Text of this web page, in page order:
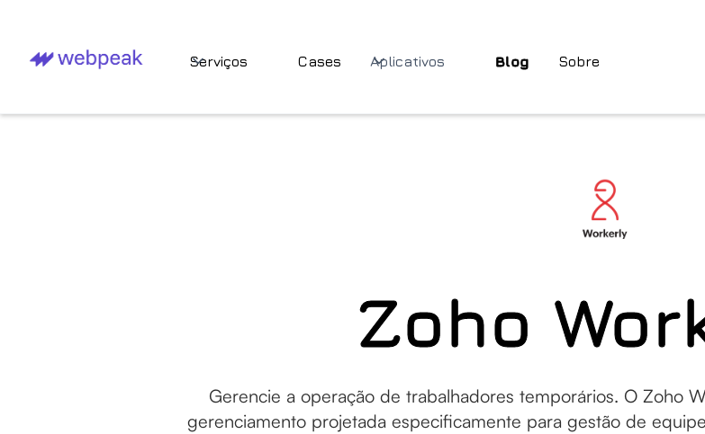
Serviços Cases Aplicativos Blog Sobre
Zoho
Gerencie a operação de trabalhadores temporários. O Zoho
gerenciamento projetada especificamente para gestão de